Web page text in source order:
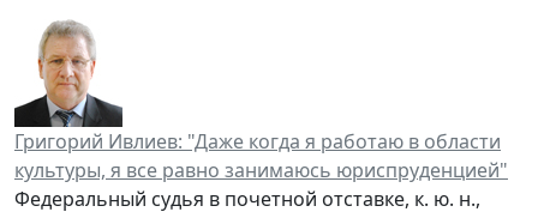
Григорий Ивлиев: "Даже когда я работаю в области
культуры, я все равно занимаюсь юриспруденцией"
Федеральный судья в почетной отставке, к. ю. н.,